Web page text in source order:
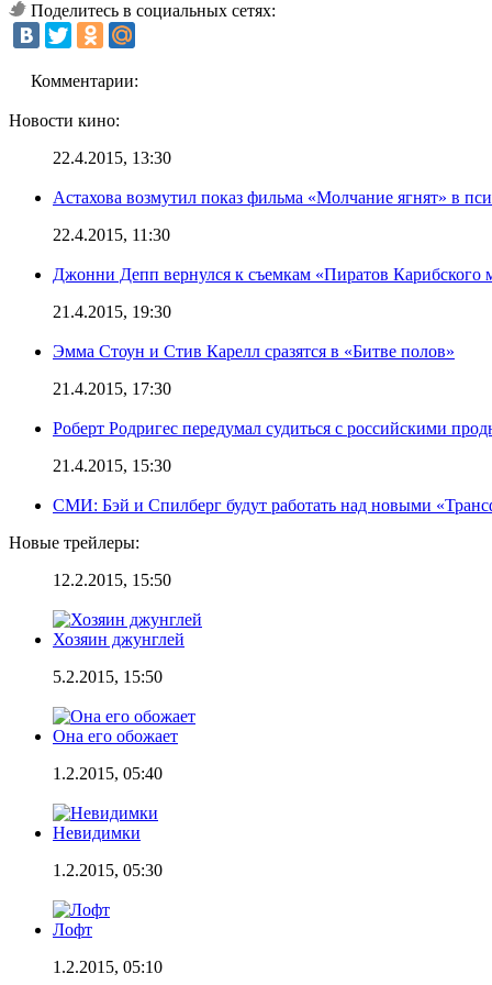
Поделитесь в социальных сетях:
Комментарии:
Новости кино:
22.4.2015, 13:30
Астахова возмутил показ фильма «Молчание ягнят» в
22.4.2015, 11:30
Джонни Депп вернулся к съемкам «Пиратов Карибского
21.4.2015, 19:30
Эмма Стоун и Стив Карелл сразятся в «Битве полов»
21.4.2015, 17:30
Роберт Родригес передумал судиться с российскими
21.4.2015, 15:30
СМИ: Бэй и Спилберг будут работать над новыми
Новые трейлеры:
12.2.2015, 15:50
Хозяин джунглей
5.2.2015, 15:50
Она его обожает
1.2.2015, 05:40
Невидимки
1.2.2015, 05:30
Лофт
1.2.2015, 05:10